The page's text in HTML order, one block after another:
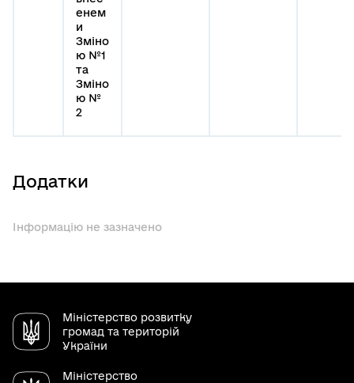
енем
и
Зміно
ю №1
та
Зміно
ю №
2
Додатки
Інформацію не зазначено
Міністерство розвитку
громад та територій
України
Міністерство